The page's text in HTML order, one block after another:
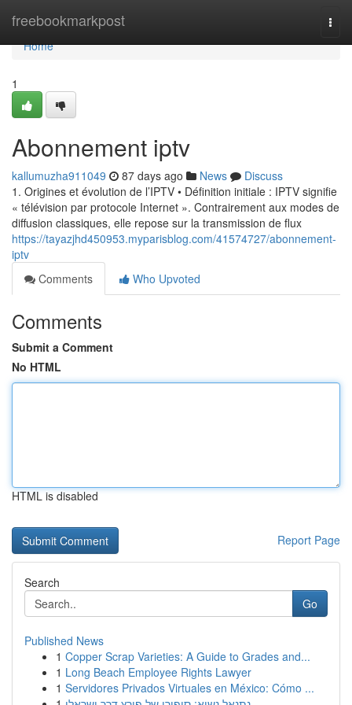
freebookmarkpost
Home
Home
1
Abonnement iptv
kallumuzha911049 87 days ago News
Discuss
1. Origines et évolution de l’IPTV • Définition initiale : IPTV signifie
« télévision par protocole Internet ». Contrairement aux modes de
diffusion classiques, elle repose sur la transmission de flux
https://tayazjhd450953.myparisblog.com/41574727/abonnement-
iptv
Comments
Who Upvoted
Comments
Submit a Comment
No HTML
HTML is disabled
Report Page
Search
Go
Published News
1 Copper Scrap Varieties: A Guide to Grades and...
1 Long Beach Employee Rights Lawyer
1 Servidores Privados Virtuales en México: Cómo ...